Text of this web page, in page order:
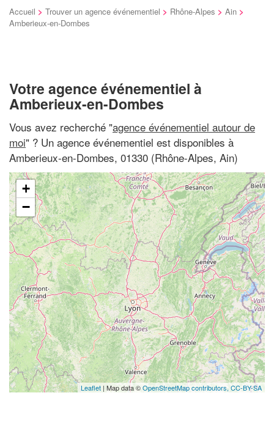
Accueil > Trouver un agence événementiel > Rhône-Alpes > Ain >
Amberieux-en-Dombes
Votre agence événementiel à
Amberieux-en-Dombes
Vous avez recherché "agence événementiel autour de
moi" ? Un agence événementiel est disponibles à
Amberieux-en-Dombes, 01330 (Rhône-Alpes, Ain)
+
−
Leaflet | Map data ©OpenStreetMap contributors, CC-BY-SA